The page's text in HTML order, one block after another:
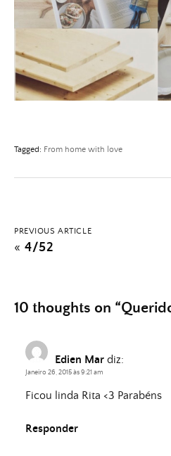
Tagged: From home with love
PREVIOUS ARTICLE
«4/52
10 thoughts on “
Edien Mar diz:
Janeiro 26, 2015 às 9:21 am
Ficou linda Rita <3 Parabéns
Responder